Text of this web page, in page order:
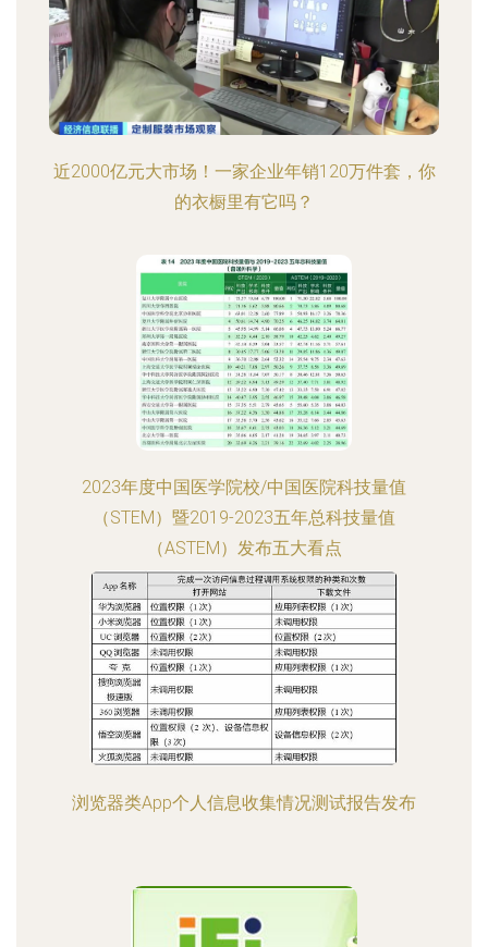
近2000亿元大市场！一家企业年销120万件套，你
的衣橱里有它吗？
2023年度中国医学院校/中国医院科技量值
（STEM）暨2019-2023五年总科技量值
（ASTEM）发布五大看点
浏览器类App个人信息收集情况测试报告发布